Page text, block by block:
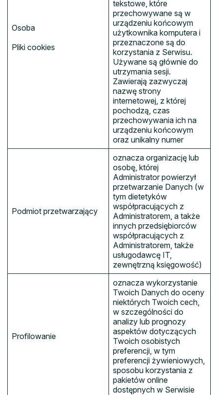
Osoba
Pliki cookies
tekstowe, które
przechowywane są w
urządzeniu końcowym
użytkownika komputera i
przeznaczone są do
korzystania z Serwisu.
Używane są głównie do
utrzymania sesji.
Zawierają zazwyczaj
nazwę strony
internetowej, z której
pochodzą, czas
przechowywania ich na
urządzeniu końcowym
oraz unikalny numer
Podmiot przetwarzający
oznacza organizację lub
osobę, której
Administrator powierzył
przetwarzanie Danych (w
tym dietetyków
współpracujących z
Administratorem, a także
innych przedsiębiorców
współpracujących z
Administratorem, także
usługodawcę IT,
zewnętrzną księgowość)
Profilowanie
oznacza wykorzystanie
Twoich Danych do oceny
niektórych Twoich cech,
w szczególności do
analizy lub prognozy
aspektów dotyczących
Twoich osobistych
preferencji, w tym
preferencji żywieniowych,
sposobu korzystania z
pakietów online
dostępnych w Serwisie